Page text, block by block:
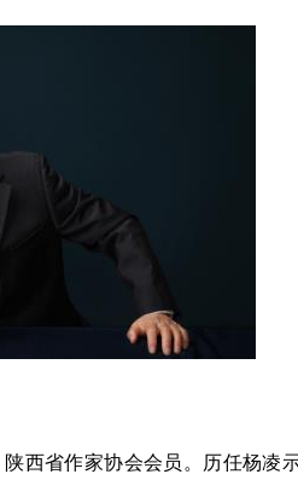
西省作家协会会员。历任杨凌